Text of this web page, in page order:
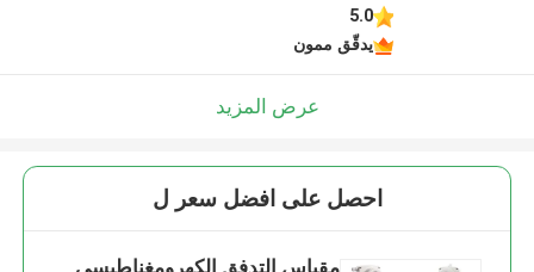
5.0
يدقّق ممون
عرض المزيد
احصل على افضل سعر ل